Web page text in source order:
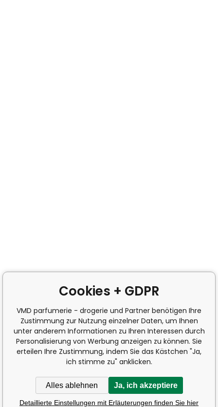
Cookies + GDPR
VMD parfumerie - drogerie und Partner benötigen Ihre
Zustimmung zur Nutzung einzelner Daten, um Ihnen
unter anderem Informationen zu Ihren Interessen durch
Personalisierung von Werbung anzeigen zu können. Sie
erteilen Ihre Zustimmung, indem Sie das Kästchen "Ja,
ich stimme zu" anklicken.
Alles ablehnen Ja, ich akzeptiere
Detaillierte Einstellungen mit Erläuterungen finden Sie hier